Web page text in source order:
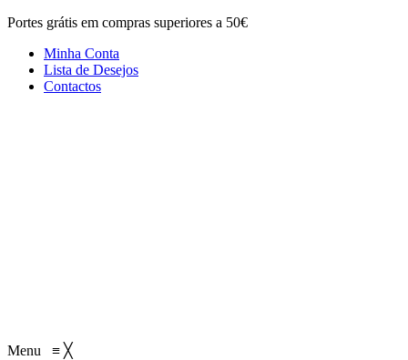
Portes grátis em compras superiores a 50€
Minha Conta
Lista de Desejos
Contactos
Menu ≡ ╳